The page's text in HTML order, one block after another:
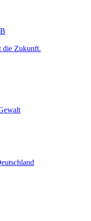
die Zukunft.